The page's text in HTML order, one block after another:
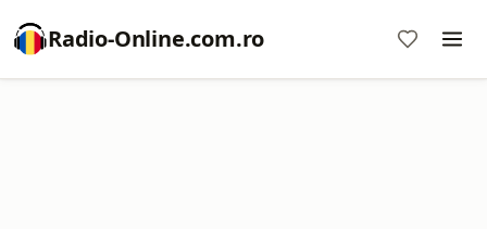
Radio-Online.com.ro